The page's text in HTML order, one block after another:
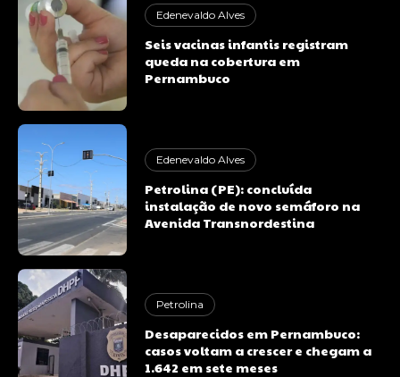
Edenevaldo Alves
Seis vacinas infantis registram
queda na cobertura em
Pernambuco
Edenevaldo Alves
Petrolina (PE): concluída
instalação de novo semáforo na
Avenida Transnordestina
Petrolina
Desaparecidos em Pernambuco:
casos voltam a crescer e chegam a
1.642 em sete meses